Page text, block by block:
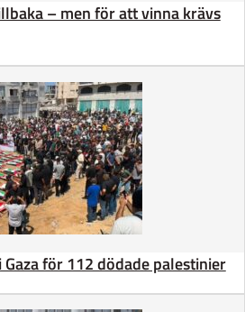
– men för att vinna krävs
för 112 dödade palestinier